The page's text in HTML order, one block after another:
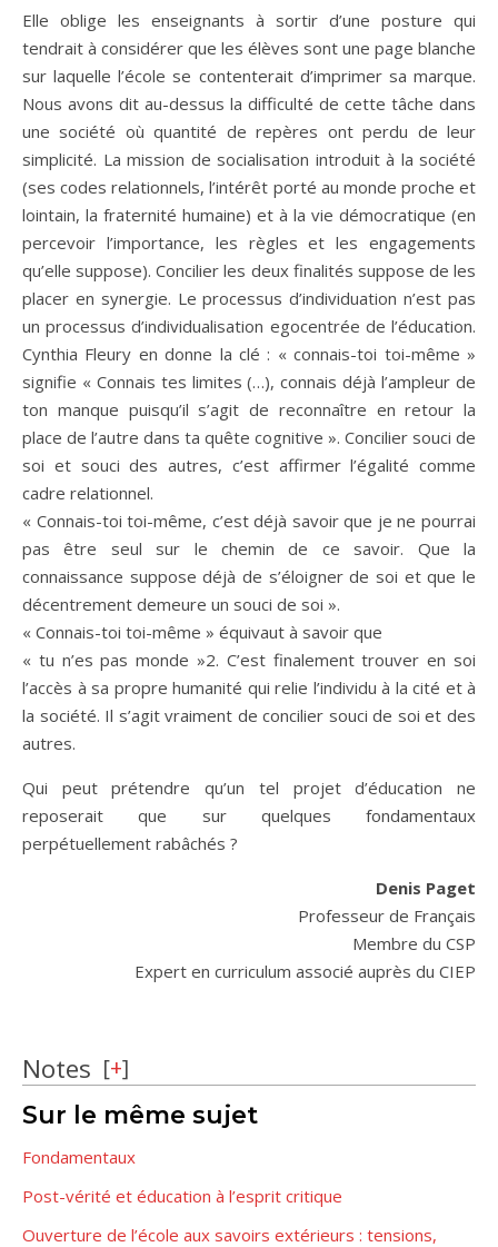
Elle oblige les enseignants à sortir d’une posture qui
tendrait à considérer que les élèves sont une page blanche
sur laquelle l’école se contenterait d’imprimer sa marque.
Nous avons dit au-dessus la difficulté de cette tâche dans
une société où quantité de repères ont perdu de leur
simplicité. La mission de socialisation introduit à la société
(ses codes relationnels, l’intérêt porté au monde proche et
lointain, la fraternité humaine) et à la vie démocratique (en
percevoir l’importance, les règles et les engagements
qu’elle suppose). Concilier les deux finalités suppose de les
placer en synergie. Le processus d’individuation n’est pas
un processus d’individualisation egocentrée de l’éducation.
Cynthia Fleury en donne la clé : « connais-toi toi-même »
signifie « Connais tes limites (…), connais déjà l’ampleur de
ton manque puisqu’il s’agit de reconnaître en retour la
place de l’autre dans ta quête cognitive ». Concilier souci de
soi et souci des autres, c’est affirmer l’égalité comme
cadre relationnel.
« Connais-toi toi-même, c’est déjà savoir que je ne pourrai
pas être seul sur le chemin de ce savoir. Que la
connaissance suppose déjà de s’éloigner de soi et que le
décentrement demeure un souci de soi ».
« Connais-toi toi-même » équivaut à savoir que
« tu n’es pas monde »2. C’est finalement trouver en soi
l’accès à sa propre humanité qui relie l’individu à la cité et à
la société. Il s’agit vraiment de concilier souci de soi et des
autres.
Qui peut prétendre qu’un tel projet d’éducation ne
reposerait que sur quelques fondamentaux
perpétuellement rabâchés ?
Denis Paget
Professeur de Français
Membre du CSP
Expert en curriculum associé auprès du CIEP
Notes [+]
Sur le même sujet
Fondamentaux
Post-vérité et éducation à l’esprit critique
Ouverture de l’école aux savoirs extérieurs : tensions,